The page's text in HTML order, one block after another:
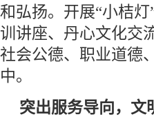
和弘扬。开展“小桔
训讲座、丹心文化交
社会公德、职业道德
中。
突出服务导向，文